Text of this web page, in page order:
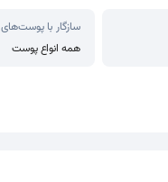
سازگار با پوست‌های
همه انواع پوست